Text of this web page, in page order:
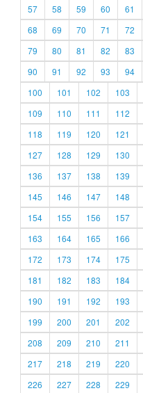
57
58 59 60 61
68
69 70 71 72
79
80 81 82 83
90
91 92 93 94
100
101 102 103
109
110 111 112
118
119 120 121
127
128 129 130
136
137 138 139
145
146 147 148
154
155 156 157
163
164 165 166
172
173 174 175
181
182 183 184
190
191 192 193
199
200 201 202
208
209 210 211
217
218 219 220
226
227 228 229